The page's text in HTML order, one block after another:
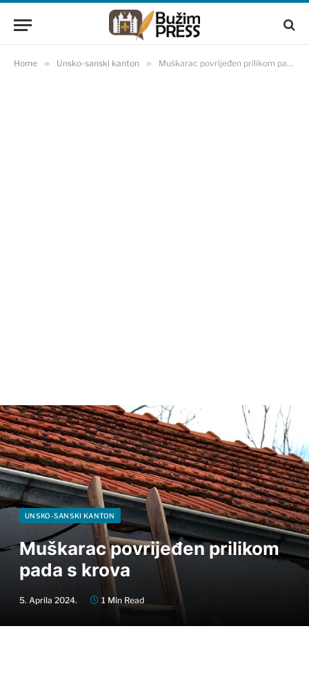
Home » Unsko-sanski kanton » Muškarac povrijeđen prilikom pada s krova
UNSKO-SANSKI KANTON
Muškarac povrijeđen prilikom
pada s krova
5. Aprila 2024. 1 Min Read